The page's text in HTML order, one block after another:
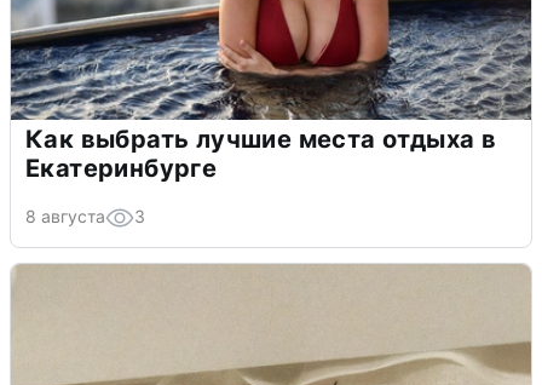
Как выбрать лучшие места отдыха в
Екатеринбурге
8 августа 3